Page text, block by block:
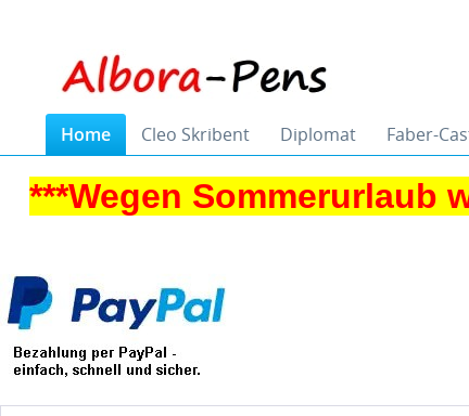
Home Cleo Skribent Diplomat Faber-
***Wegen Sommerurlaub